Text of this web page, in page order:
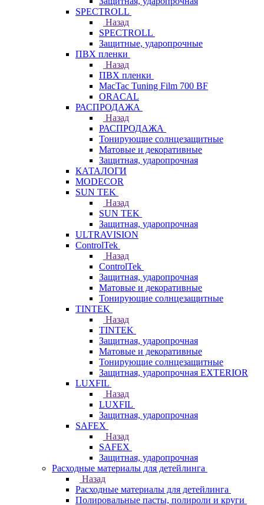
SPECTROLL
Назад
SPECTROLL
Защитные, ударопрочные
ПВХ пленки
Назад
ПВХ пленки
MacTac Tuning Film 700 BF
ORACAL
РАСПРОДАЖА
Назад
РАСПРОДАЖА
Тонирующие солнцезащитные
Матовые и декоративные
Защитная, ударопрочная
КАТАЛОГИ
MODECOR
SUN TEK
Назад
SUN TEK
Защитная, ударопрочная
ULTRAVISION
ControlTek
Назад
ControlTek
Защитная, ударопрочная
Матовые и декоративные
Тонирующие солнцезащитные
TINTEK
Назад
TINTEK
Защитная, ударопрочная
Матовые и декоративные
Тонирующие солнцезащитные
Защитная, ударопрочная EXTERIOR
LUXFIL
Назад
LUXFIL
Защитная, ударопрочная
SAFEX
Назад
SAFEX
Защитная, ударопрочная
Расходные материалы для детейлинга
Назад
Расходные материалы для детейлинга
Полировальные пасты, полироли и круги